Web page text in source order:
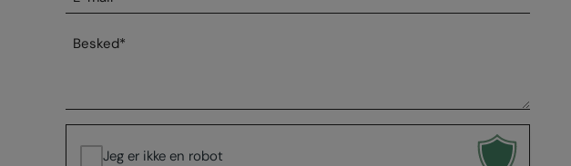
mail
Besked
Jeg er ikke en robot